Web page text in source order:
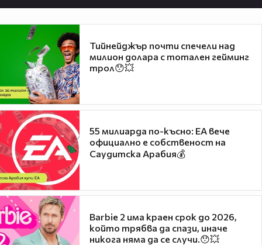
Тийнейджър почти спечели над
милион долара с тотален гейминг
трол😯💥
55 милиарда по-късно: EA вече
официално е собственост на
Саудитска Арабия💰
Barbie 2 има краен срок до 2026,
който трябва да спази, иначе
никога няма да се случи.😯💥